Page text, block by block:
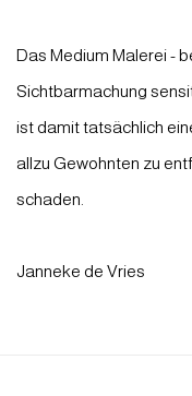
Das Medium Malerei -
Sichtbarmachung
ist damit tatsächlich
allzu Gewohnten zu
schaden.
Janneke de Vries